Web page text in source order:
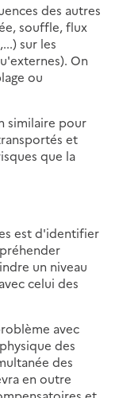
des autres
souffle, flux
sur les
On
ou
similaire pour
et
que la
est d'identifier
un niveau
celui des
avec
des
des
en outre